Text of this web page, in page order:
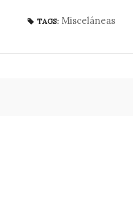
TAGS: Misceláneas